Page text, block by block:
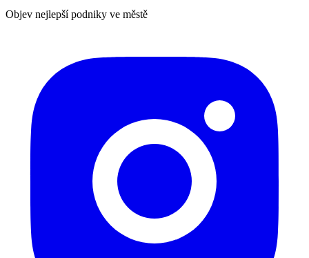
Objev nejlepší podniky ve městě